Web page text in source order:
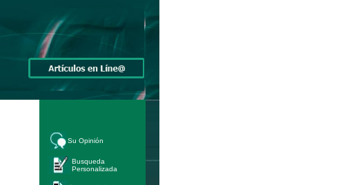
Su Opinión
Busqueda
Personalizada